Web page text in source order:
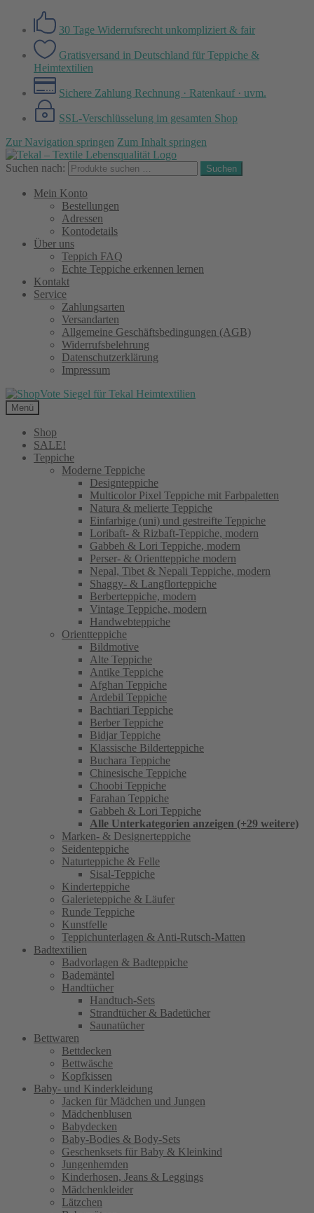
30 Tage Widerrufsrecht unkompliziert & fair
Gratisversand in Deutschland für Teppiche &
Heimtextilien
Sichere Zahlung Rechnung · Ratenkauf · uvm.
SSL-Verschlüsselung im gesamten Shop
Zur Navigation springen Zum Inhalt springen
Suchen nach: Suchen
Mein Konto
Bestellungen
Adressen
Kontodetails
Über uns
Teppich FAQ
Echte Teppiche erkennen lernen
Kontakt
Service
Zahlungsarten
Versandarten
Allgemeine Geschäftsbedingungen (AGB)
Widerrufsbelehrung
Datenschutzerklärung
Impressum
Menü
Shop
SALE!
Teppiche
Moderne Teppiche
Designteppiche
Multicolor Pixel Teppiche mit Farbpaletten
Natura & melierte Teppiche
Einfarbige (uni) und gestreifte Teppiche
Loribaft- & Rizbaft-Teppiche, modern
Gabbeh & Lori Teppiche, modern
Perser- & Orientteppiche modern
Nepal, Tibet & Nepali Teppiche, modern
Shaggy- & Langflorteppiche
Berberteppiche, modern
Vintage Teppiche, modern
Handwebteppiche
Orientteppiche
Bildmotive
Alte Teppiche
Antike Teppiche
Afghan Teppiche
Ardebil Teppiche
Bachtiari Teppiche
Berber Teppiche
Bidjar Teppiche
Klassische Bilderteppiche
Buchara Teppiche
Chinesische Teppiche
Choobi Teppiche
Farahan Teppiche
Gabbeh & Lori Teppiche
Alle Unterkategorien anzeigen (+29 weitere)
Marken- & Designerteppiche
Seidenteppiche
Naturteppiche & Felle
Sisal-Teppiche
Kinderteppiche
Galerieteppiche & Läufer
Runde Teppiche
Kunstfelle
Teppichunterlagen & Anti-Rutsch-Matten
Badtextilien
Badvorlagen & Badteppiche
Bademäntel
Handtücher
Handtuch-Sets
Strandtücher & Badetücher
Saunatücher
Bettwaren
Bettdecken
Bettwäsche
Kopfkissen
Baby- und Kinderkleidung
Jacken für Mädchen und Jungen
Mädchenblusen
Babydecken
Baby-Bodies & Body-Sets
Geschenksets für Baby & Kleinkind
Jungenhemden
Kinderhosen, Jeans & Leggings
Mädchenkleider
Lätzchen